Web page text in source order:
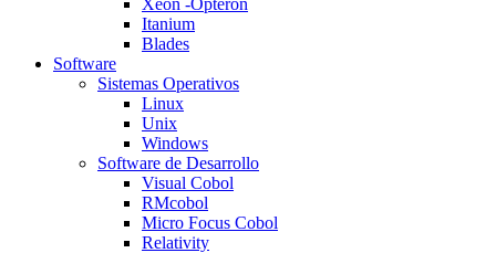
Xeon -Opteron
Itanium
Blades
Software
Sistemas Operativos
Linux
Unix
Windows
Software de Desarrollo
Visual Cobol
RMcobol
Micro Focus Cobol
Relativity